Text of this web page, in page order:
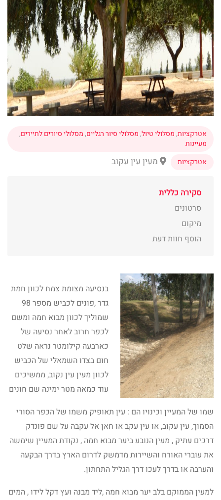
אטרקציות,מסלולי טיול,מסלולי סיור רגליים,מסלולי סיורים לתיירים,
מעיינות
אטרקציות
מעין עין עקוב
סקירה כללית
סרטונים
מיקום
הוסף חוות דעת
בנסיעה מצומת צמח לכוון חמת
גדר ,פונים לכביש מספר 98
שמוליך לכוון מבוא חמה ומשם
לכפר חרוב לאחר נסיעה של
כארבעה קילומטר נראה שלט
חום בצדו השמאלי של הכביש
לכוון מעין עין נקוב, ממשיכים
עוד כמאה מטר ימינה שם חונים
שמו של המעיין וכינויו הם : עין תאופיק משמו של הכפר הסורי
הסמוך, עין עקוב, או עין עקב או חאן אל עקבה על שם פונדק
דרכים עתיק , מעין הנובע ביער מבוא חמה , נקודת המעיין שימשה
את עוברי האורח והשיירות מדמשק לדרום הארץ בדרך הבקעה
והערבה או בדרך לעכו דרך הגליל התחתון.
למעין הממוקם בלב יער מבוא חמה ,ליד מבנה ועץ דקל לידו , המים